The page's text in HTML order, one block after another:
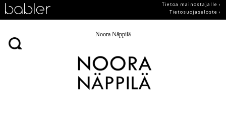
Tietoa mainostajalle ›
Tietosuojaseloste ›
Noora Näppilä